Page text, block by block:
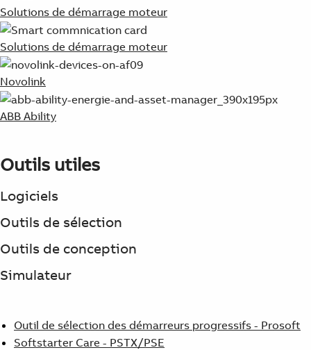
Solutions de démarrage moteur
Solutions de démarrage moteur
Novolink
ABB Ability
Outils utiles
Logiciels
Outils de sélection
Outils de conception
Simulateur
Outil de sélection des démarreurs progressifs - Prosoft
Softstarter Care - PSTX/PSE